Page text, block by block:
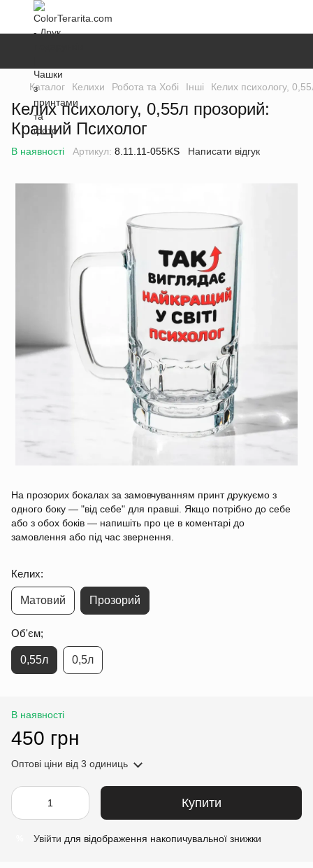
Каталог Келихи Робота та Хобі Інші Келих психологу,
Келих психологу, 0,55л прозорий:
Кращий Психолог
В наявності Артикул: 8.11.11-055KS Написати відгук
На прозорих бокалах за замовчуванням принт друкуємо з
одного боку — "від себе" для правші. Якщо потрібно до себе
або з обох боків — напишіть про це в коментарі до
замовлення або під час звернення.
Келих:
Матовий Прозорий
Об'єм;
0,55л 0,5л
В наявності
450 грн
Оптові ціни від 3 одиниць
Купити
Увійти для відображення накопичувальної знижки